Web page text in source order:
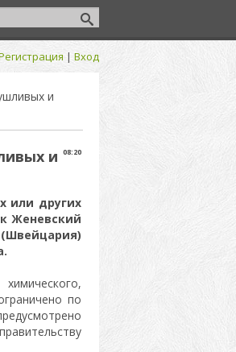
| Вход
и
08:20
и
или других
Женевский
по